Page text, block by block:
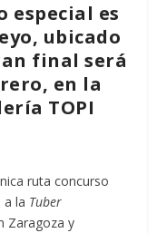
especial es
ubicado
final será
en la
TOPI
ruta concurso
a la Tuber
Zaragoza y